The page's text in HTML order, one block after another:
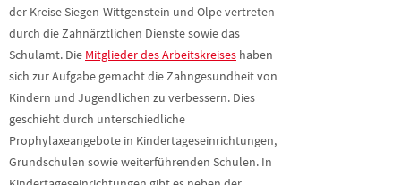
der Kreise Siegen-Wittgenstein und Olpe vertreten
durch die Zahnärztlichen Dienste sowie das
Schulamt. Die Mitglieder des Arbeitskreises haben
sich zur Aufgabe gemacht die Zahngesundheit von
Kindern und Jugendlichen zu verbessern. Dies
geschieht durch unterschiedliche
Prophylaxeangebote in Kindertageseinrichtungen,
Grundschulen sowie weiterführenden Schulen. In